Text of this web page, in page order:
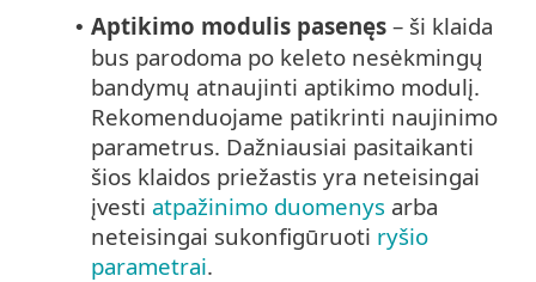
• Aptikimo modulis pasenęs – ši klaida
bus parodoma po keleto nesėkmingų
bandymų atnaujinti aptikimo modulį.
Rekomenduojame patikrinti naujinimo
parametrus. Dažniausiai pasitaikanti
šios klaidos priežastis yra neteisingai
įvesti atpažinimo duomenys arba
neteisingai sukonfigūruoti ryšio
parametrai.